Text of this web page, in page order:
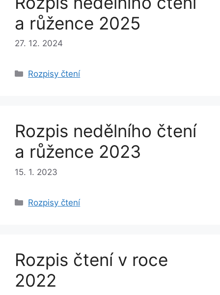
a růžence 2025
27. 12. 2024
Rubriky
Rozpisy čtení
Rozpis nedělního čtení
a růžence 2023
15. 1. 2023
Rubriky
Rozpisy čtení
Rozpis čtení v roce
2022